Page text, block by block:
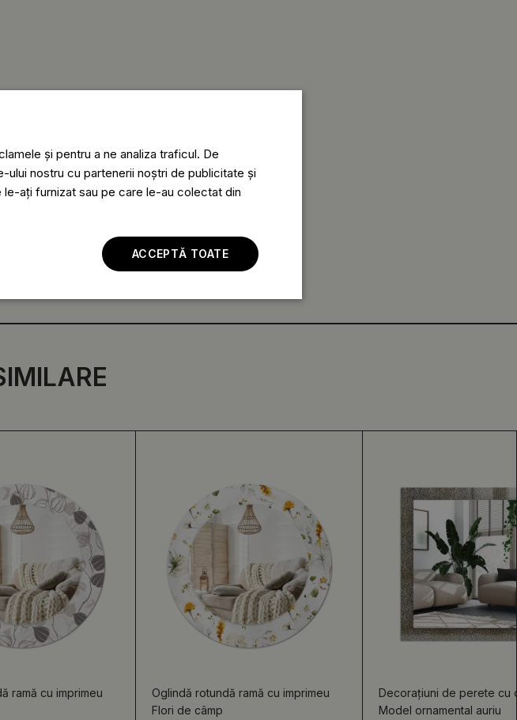
ramă cu imprimeu
Oglindă rotundă ramă cu imprimeu
Flori de câmp
Decorațiuni de perete cu
Model ornamental auriu
și pentru a ne analiza traficul. De
nostru cu partenerii noștri de publicitate și
ați furnizat sau pe care le-au colectat din
ACCEPTĂ TOATE